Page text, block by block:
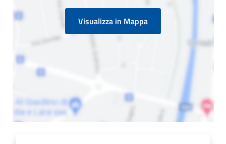
Visualizza in Mappa